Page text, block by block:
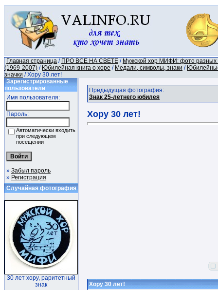
Главная страница / ПРО ВСЕ НА СВЕТЕ / Мужской хор МИФИ: фото разных
(1969-2007) / Юбилейная книга о хоре / Медали, символы, знаки /
значки / Хору 30 лет!
Зарегистрированные
пользователи
Имя пользователя:
Пароль:
Автоматически входить
при следующем
посещении
» Забыл пароль
» Регистрация
Случайная фотография
30 лет хору, раритетный
знак
Предыдущая фотография:
Знак 25-летнего юбилея
Хору 30 лет!
Хору 30 лет!